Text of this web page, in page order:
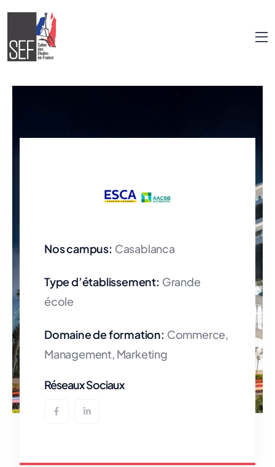
Nos campus: Casablanca
Type d’établissement: Grande
école
Domaine de formation: Commerce,
Management, Marketing
Réseaux Sociaux